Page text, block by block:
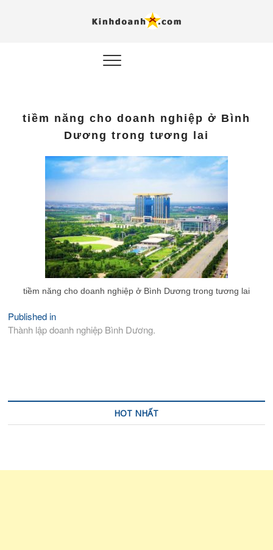
AI
tiềm năng cho doanh nghiệp ở Bình
Dương trong tương lai
tiềm năng cho doanh nghiệp ở Bình Dương trong tương lai
Điều
hướng
Published in
Thành lập doanh nghiệp Bình Dương.
HOT NHẤT